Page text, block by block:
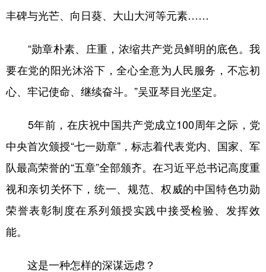
丰碑与光芒、向日葵、大山大河等元素……
“勋章朴素、庄重，浓缩共产党员鲜明的底色。我
要在党的阳光沐浴下，全心全意为人民服务，不忘初
心、牢记使命、继续奋斗。”吴亚琴目光坚定。
5年前，在庆祝中国共产党成立100周年之际，党
中央首次颁授“七一勋章”，标志着代表党内、国家、军
队最高荣誉的“五章”全部颁齐。在习近平总书记高度重
视和亲切关怀下，统一、规范、权威的中国特色功勋
荣誉表彰制度在系列颁授实践中接受检验、发挥效
能。
这是一种怎样的深谋远虑？